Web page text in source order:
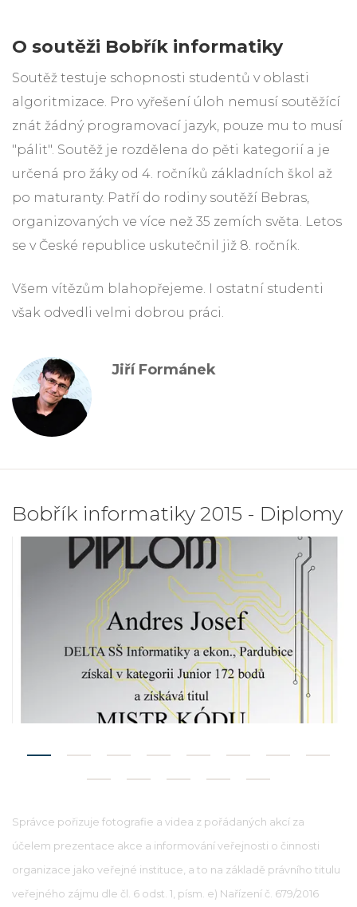
O soutěži Bobřík informatiky
Soutěž testuje schopnosti studentů v oblasti
algoritmizace. Pro vyřešení úloh nemusí soutěžící
znát žádný programovací jazyk, pouze mu to musí
"pálit". Soutěž je rozdělena do pěti kategorií a je
určená pro žáky od 4. ročníků základních škol až
po maturanty. Patří do rodiny soutěží Bebras,
organizovaných ve více než 35 zemích světa. Letos
se v České republice uskutečnil již 8. ročník.
Všem vítězům blahopřejeme. I ostatní studenti
však odvedli velmi dobrou práci.
Jiří Formánek
Bobřík informatiky 2015 - Diplomy
Správce pořizuje fotografie a videa z pořádaných akcí za
účelem prezentace akce a informování veřejnosti o činnosti
organizace jako veřejné instituce, a to na základě právního titulu
veřejného zájmu dle čl. 6 odst. 1, písm. e) Nařízení č. 679/2016